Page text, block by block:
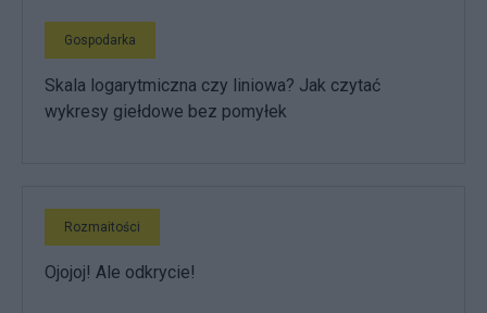
Gospodarka
Skala logarytmiczna czy liniowa? Jak czytać
wykresy giełdowe bez pomyłek
Rozmaitości
Ojojoj! Ale odkrycie!